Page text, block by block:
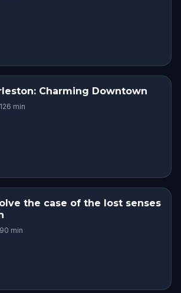
Charming Downtown
min
the case of the lost senses
min